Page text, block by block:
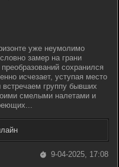
уже неумолимо
замер на грани
сохранился
исчезает, уступая место
группу бывших
смелыми налетами и
9-04-2025, 17:08